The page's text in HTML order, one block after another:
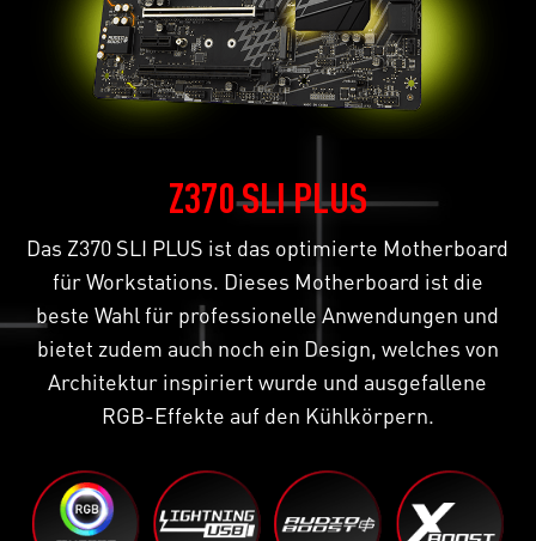
Z370 SLI PLUS
Das Z370 SLI PLUS ist das optimierte Motherboard
für Workstations. Dieses Motherboard ist die
beste Wahl für professionelle Anwendungen und
bietet zudem auch noch ein Design, welches von
Architektur inspiriert wurde und ausgefallene
RGB-Effekte auf den Kühlkörpern.